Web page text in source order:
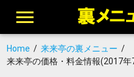
Home/ 来来亭の裏メニュー /
来来亭の価格・料金情報(2017